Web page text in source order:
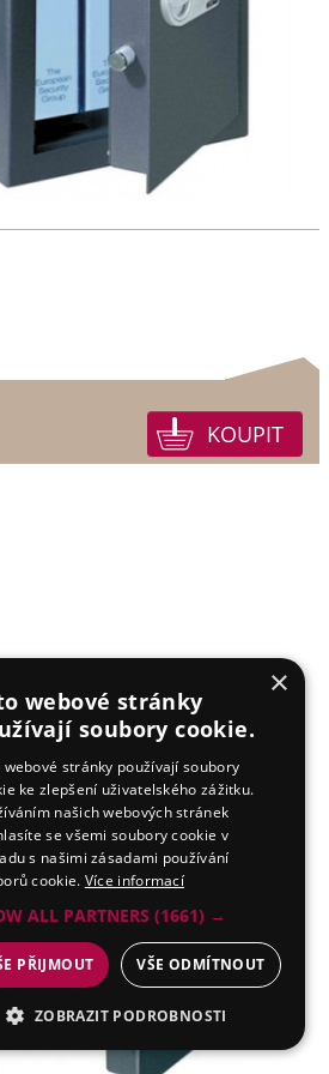
×
webové stránky
soubory cookie.
webové stránky používají soubory
ke zlepšení uživatelského zážitku.
našich webových stránek
se všemi soubory cookie v
s našimi zásadami používání
cookie. Více informací
ALL PARTNERS (1661) →
PŘIJMOUT VŠE ODMÍTNOUT
ZOBRAZIT PODROBNOSTI
NEZBYTNÉ